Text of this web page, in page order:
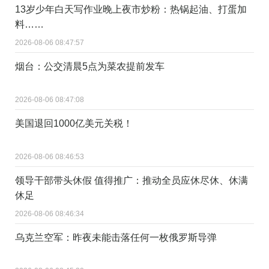
13岁少年白天写作业晚上夜市炒粉：热锅起油、打蛋加
料……
2026-08-06 08:47:57
烟台：公交清晨5点为菜农提前发车
2026-08-06 08:47:08
美国退回1000亿美元关税！
2026-08-06 08:46:53
领导干部带头休假 值得推广：推动全员应休尽休、休满
休足
2026-08-06 08:46:34
乌克兰空军：昨夜未能击落任何一枚俄罗斯导弹